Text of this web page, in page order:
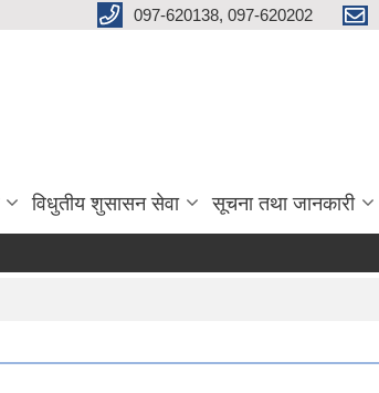
097-620138, 097-620202
विधुतीय शुसासन सेवा सूचना तथा जानकारी